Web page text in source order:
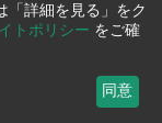
「詳細を見る」をク
トポリシー をご確
同意